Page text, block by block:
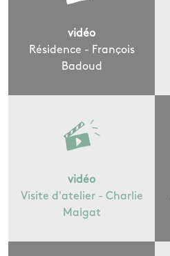
vidéo
Résidence - François
Badoud
vidéo
Visite d'atelier - Charlie
Malgat